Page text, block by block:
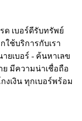
ด เบอร์ดีรับทรัพย์
ใช้บริการกับเรา
ยเบอร์ - ค้นหาเลข
ย มีความน่าเชื่อถือ
งเงิน ทุกเบอร์พร้อม